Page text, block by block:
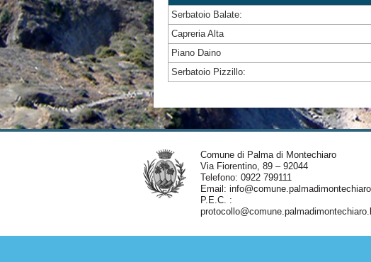
Serbatoio Balate:
Capreria Alta
Piano Daino
Serbatoio Pizzillo:
Comune di Palma di Montechiaro
Via Fiorentino, 89 – 92044
Telefono: 0922 799111
Email:
P.E.C. :